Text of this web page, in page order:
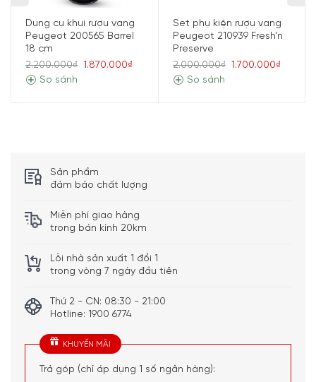
Dụng cụ khui rượu vang
Peugeot 200565 Barrel
18 cm
2.200.000₫ 1.870.000₫
So sánh
Set phụ kiện rượu vang
Peugeot 210939 Fresh’n
Preserve
2.000.000₫ 1.700.000₫
So sánh
Sản phẩm
đảm bảo chất lượng
Miễn phí giao hàng
trong bán kính 20km
Lỗi nhà sản xuất 1 đổi 1
trong vòng 7 ngày đầu tiên
Thứ 2 - CN: 08:30 - 21:00
Hotline: 1900 6774
KHUYẾN MÃI
Trả góp (chỉ áp dụng 1 số ngân hàng):